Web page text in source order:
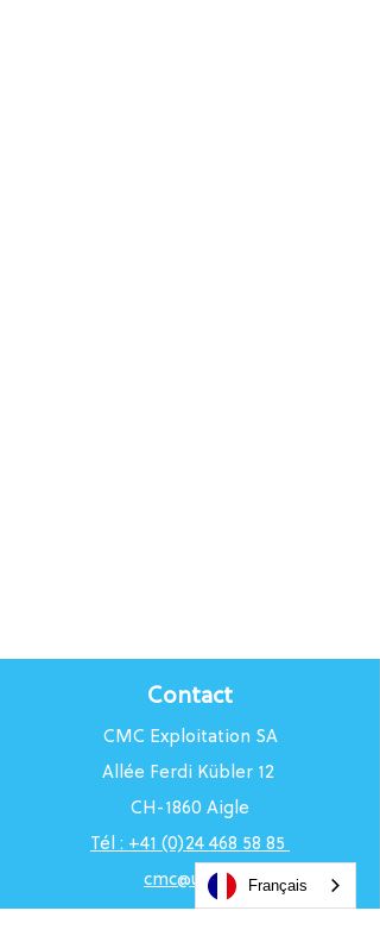
Contact
CMC Exploitation SA
Allée Ferdi Kübler 12
CH-1860 Aigle
Tél : +41 (0)24 468 58 85
cmc@uci.ch
Français